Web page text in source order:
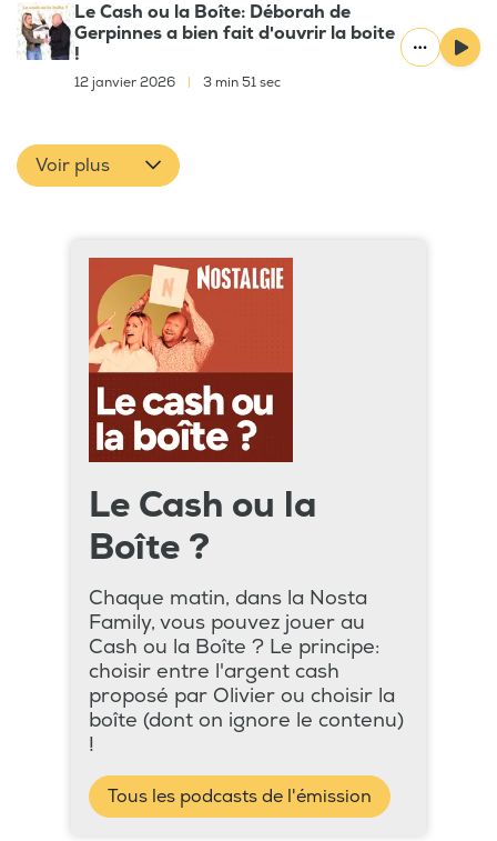
Le Cash ou la Boîte: Déborah de
Gerpinnes a bien fait d'ouvrir la boite
!
12 janvier 2026 3 min 51 sec
Voir plus
Le Cash ou la
Boîte ?
Chaque matin, dans la Nosta
Family, vous pouvez jouer au
Cash ou la Boîte ? Le principe:
choisir entre l'argent cash
proposé par Olivier ou choisir la
boîte (dont on ignore le contenu)
!
Tous les podcasts de l'émission